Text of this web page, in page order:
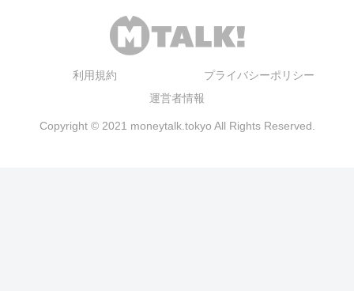
利用規約
プライバシーポリシー
運営者情報
Copyright © 2021 moneytalk.tokyo All Rights Reserved.